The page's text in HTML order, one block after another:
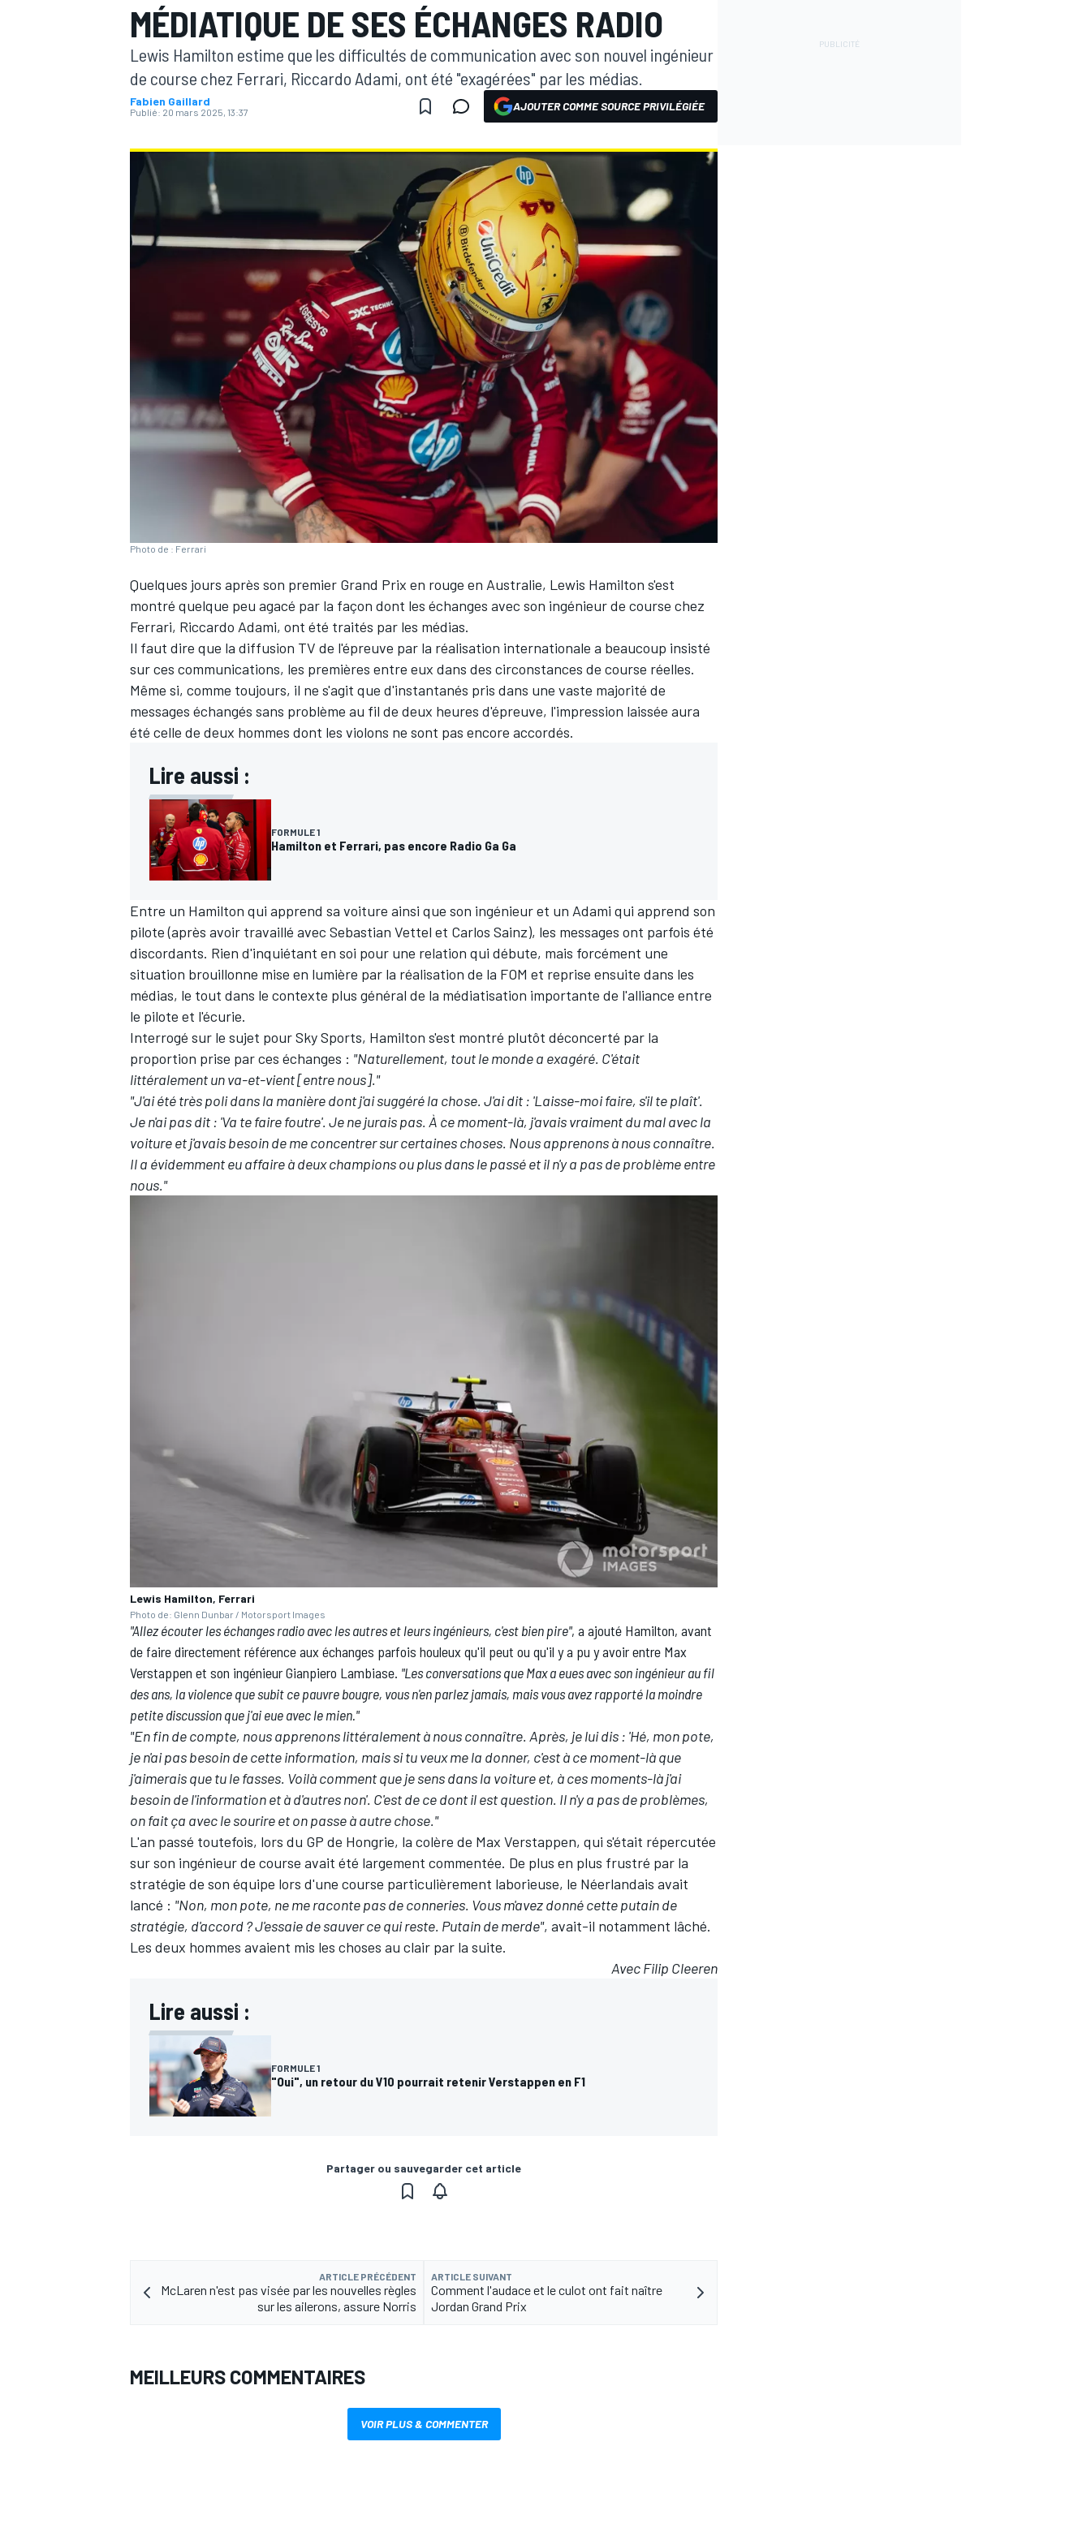
WRC
WEC
MÉDIATIQUE DE SES ÉCHANGES RADIO
Lewis Hamilton estime que les difficultés de communication avec son nouvel ingénieur
de course chez Ferrari, Riccardo Adami, ont été "exagérées" par les médias.
Fabien Gaillard
Publié: 20 mars 2025, 13:37 AJOUTER COMME SOURCE PRIVILÉGIÉE
Photo de : Ferrari
Quelques jours après son premier Grand Prix en rouge en Australie, Lewis Hamilton s'est
montré quelque peu agacé par la façon dont les échanges avec son ingénieur de course chez
Ferrari, Riccardo Adami, ont été traités par les médias.
Il faut dire que la diffusion TV de l'épreuve par la réalisation internationale a beaucoup insisté
sur ces communications, les premières entre eux dans des circonstances de course réelles.
Même si, comme toujours, il ne s'agit que d'instantanés pris dans une vaste majorité de
messages échangés sans problème au fil de deux heures d'épreuve, l'impression laissée aura
été celle de deux hommes dont les violons ne sont pas encore accordés.
Lire aussi :
FORMULE 1
Hamilton et Ferrari, pas encore Radio Ga Ga
Entre un Hamilton qui apprend sa voiture ainsi que son ingénieur et un Adami qui apprend son
pilote (après avoir travaillé avec Sebastian Vettel et Carlos Sainz), les messages ont parfois été
discordants. Rien d'inquiétant en soi pour une relation qui débute, mais forcément une
situation brouillonne mise en lumière par la réalisation de la FOM et reprise ensuite dans les
médias, le tout dans le contexte plus général de la médiatisation importante de l'alliance entre
le pilote et l'écurie.
Interrogé sur le sujet pour Sky Sports, Hamilton s'est montré plutôt déconcerté par la
proportion prise par ces échanges : "Naturellement, tout le monde a exagéré. C'était
littéralement un va-et-vient [entre nous]."
"J'ai été très poli dans la manière dont j'ai suggéré la chose. J'ai dit : 'Laisse-moi faire, s'il te plaît'.
Je n'ai pas dit : 'Va te faire foutre'. Je ne jurais pas. À ce moment-là, j'avais vraiment du mal avec la
voiture et j'avais besoin de me concentrer sur certaines choses. Nous apprenons à nous connaître.
Il a évidemment eu affaire à deux champions ou plus dans le passé et il n'y a pas de problème entre
nous."
Lewis Hamilton, Ferrari
Photo de: Glenn Dunbar / Motorsport Images
"Allez écouter les échanges radio avec les autres et leurs ingénieurs, c'est bien pire", a ajouté Hamilton, avant
de faire directement référence aux échanges parfois houleux qu'il peut ou qu'il y a pu y avoir entre Max
Verstappen et son ingénieur Gianpiero Lambiase. "Les conversations que Max a eues avec son ingénieur au fil
des ans, la violence que subit ce pauvre bougre, vous n'en parlez jamais, mais vous avez rapporté la moindre
petite discussion que j'ai eue avec le mien."
"En fin de compte, nous apprenons littéralement à nous connaître. Après, je lui dis : 'Hé, mon pote,
je n'ai pas besoin de cette information, mais si tu veux me la donner, c'est à ce moment-là que
j'aimerais que tu le fasses. Voilà comment que je sens dans la voiture et, à ces moments-là j'ai
besoin de l'information et à d'autres non'. C'est de ce dont il est question. Il n'y a pas de problèmes,
on fait ça avec le sourire et on passe à autre chose."
L'an passé toutefois, lors du GP de Hongrie, la colère de Max Verstappen, qui s'était répercutée
sur son ingénieur de course avait été largement commentée. De plus en plus frustré par la
stratégie de son équipe lors d'une course particulièrement laborieuse, le Néerlandais avait
lancé : "Non, mon pote, ne me raconte pas de conneries. Vous m'avez donné cette putain de
stratégie, d'accord ? J'essaie de sauver ce qui reste. Putain de merde", avait-il notamment lâché.
Les deux hommes avaient mis les choses au clair par la suite.
Avec Filip Cleeren
Lire aussi :
FORMULE 1
"Oui", un retour du V10 pourrait retenir Verstappen en F1
Partager ou sauvegarder cet article
ARTICLE PRÉCÉDENT
McLaren n'est pas visée par les nouvelles règles
sur les ailerons, assure Norris
ARTICLE SUIVANT
Comment l'audace et le culot ont fait naître
Jordan Grand Prix
MEILLEURS COMMENTAIRES
VOIR PLUS & COMMENTER